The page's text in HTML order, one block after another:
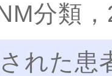
分類
れた患